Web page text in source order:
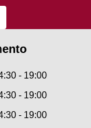
- 19:00
- 19:00
- 19:00